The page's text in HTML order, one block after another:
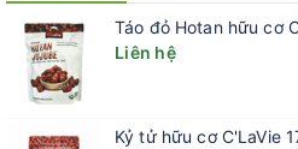
Táo đỏ Hotan hữu cơ
Liên hệ
Kỷ tử hữu cơ C'LaVie